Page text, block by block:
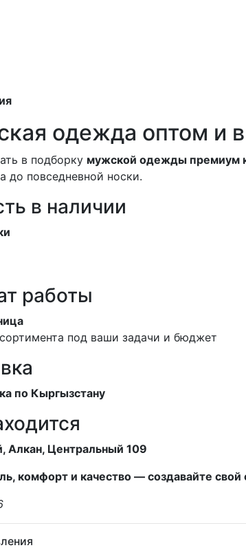
одежда оптом и
в подборку мужской одежды премиум
до повседневной носки.
в наличии
работы
под ваши задачи и бюджет
по Кыргызстану
Алкан, Центральный 109
комфорт и качество — создавайте свой